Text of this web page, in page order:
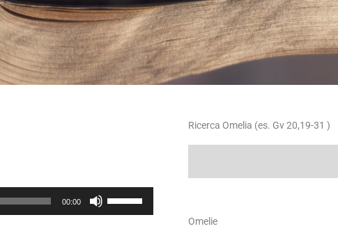
00:00
Ricerca Omelia (es. Gv 20,19-31 )
Omelie